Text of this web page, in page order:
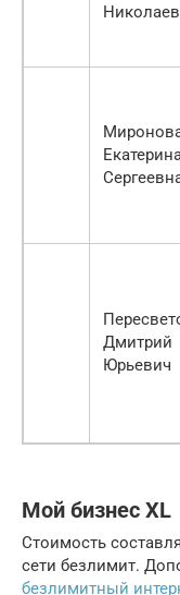
Дмитрий
Юрьевич
Мой бизнес XL
Стоимость
сети безлимит.
безлимитный